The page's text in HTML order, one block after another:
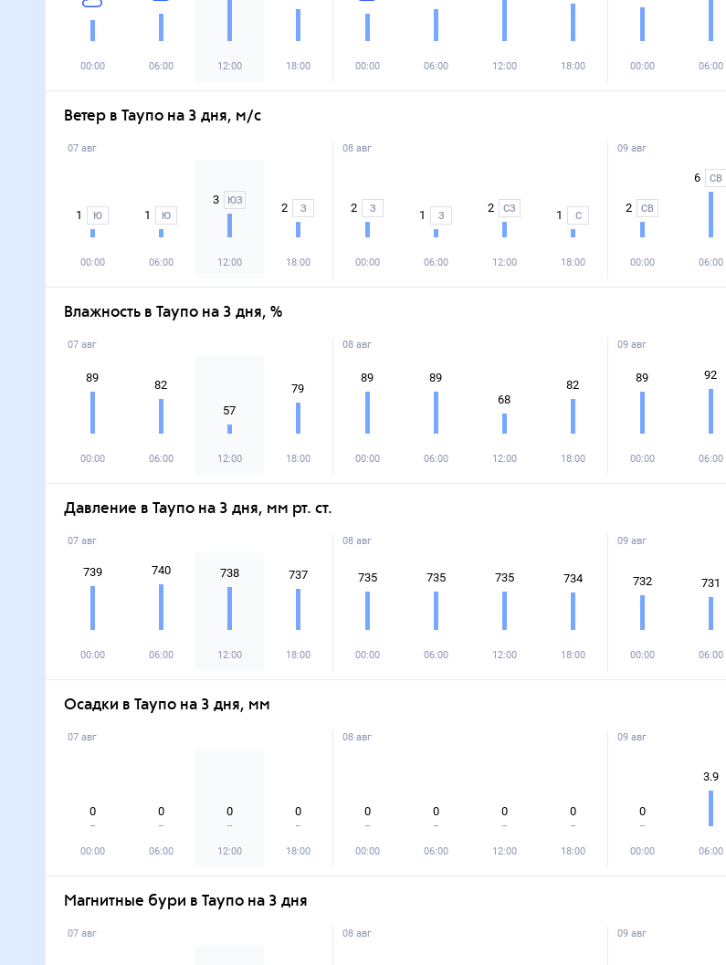
00:00 06:00 12:00 18:00 00:00 06:00 12:00 18:00 00:00 06:00
Ветер в Таупо на 3 дня, м/с
07 авг
1 Ю
00:00
1 Ю
06:00
3 ЮЗ
12:00
2 З
18:00
08 авг
2 З
00:00
1 З
06:00
2 СЗ
12:00
1 С
18:00
09 авг
2 СВ
00:00
6 СВ
06:00
Влажность в Таупо на 3 дня, %
07 авг
89
00:00
82
06:00
57
12:00
79
18:00
08 авг
89
00:00
89
06:00
68
12:00
82
18:00
09 авг
89
00:00
92
06:00
Давление в Таупо на 3 дня, мм рт. ст.
07 авг
739
00:00
740
06:00
738
12:00
737
18:00
08 авг
735
00:00
735
06:00
735
12:00
734
18:00
09 авг
732
00:00
731
06:00
Осадки в Таупо на 3 дня, мм
07 авг
0
00:00
0
06:00
0
12:00
0
18:00
08 авг
0
00:00
0
06:00
0
12:00
0
18:00
09 авг
0
00:00
3.9
06:00
Магнитные бури в Таупо на 3 дня
07 авг 08 авг 09 авг